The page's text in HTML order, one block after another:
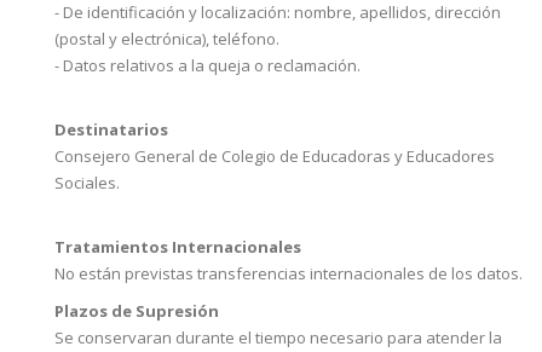
- De identificación y localización: nombre, apellidos, dirección
(postal y electrónica), teléfono.
- Datos relativos a la queja o reclamación.
Destinatarios
Consejero General de Colegio de Educadoras y Educadores
Sociales.
Tratamientos Internacionales
No están previstas transferencias internacionales de los datos.
Plazos de Supresión
Se conservaran durante el tiempo necesario para atender la